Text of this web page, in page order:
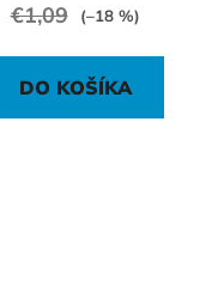
€1,09 (–18 %)
DO KOŠÍKA